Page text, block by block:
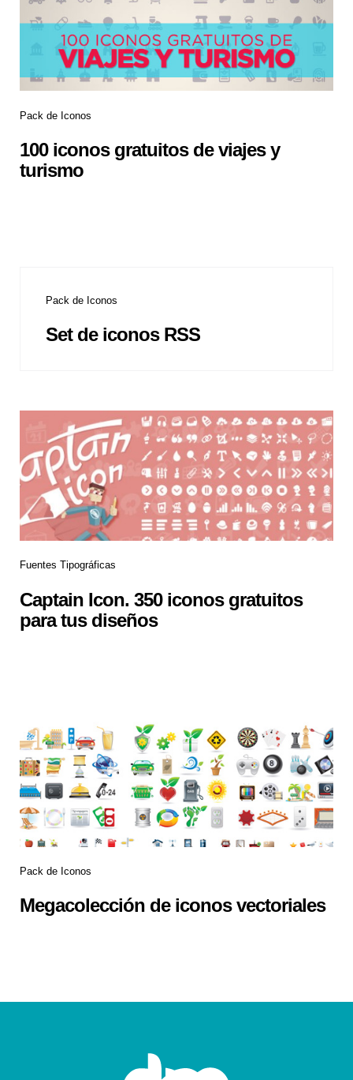
Pack de Iconos
100 iconos gratuitos de viajes y
turismo
Pack de Iconos
Set de iconos RSS
Fuentes Tipográficas
Captain Icon. 350 iconos gratuitos
para tus diseños
Pack de Iconos
Megacolección de iconos vectoriales